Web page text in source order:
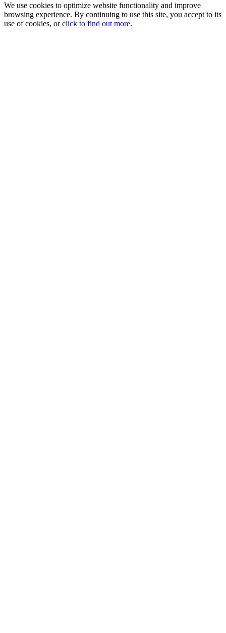
We use cookies to optimize website functionality and improve
browsing experience. By continuing to use this site, you accept to its
use of cookies, orclick to find out more.